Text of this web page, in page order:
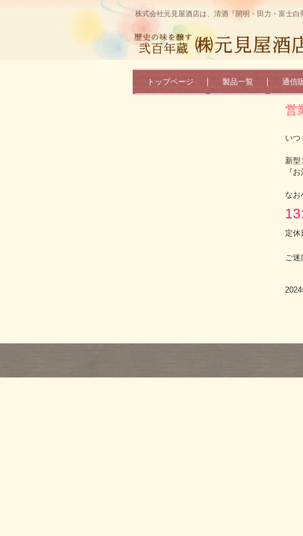
株式会社元見屋酒店は、清酒『開明・田力・富士
トップページ 製品一覧 通信
営
いつ
新型
『
なお
定休
ご